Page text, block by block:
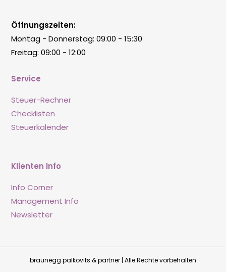
Service
Steuer-Rechner
Checklisten
Steuerkalender
Klienten Info
Info Corner
Management Info
Newsletter
Öffnungszeiten:
Montag - Donnerstag: 09:00 - 15:30
Freitag: 09:00 - 12:00
braunegg palkovits & partner | Alle Rechte vorbehalten